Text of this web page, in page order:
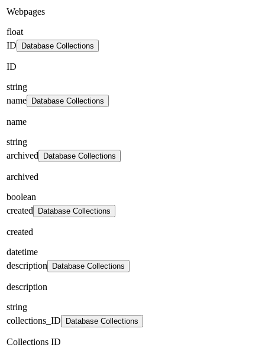
Webpages
float
ID
Database Collections
ID
string
name
Database Collections
name
string
archived
Database Collections
archived
boolean
created
Database Collections
created
datetime
description
Database Collections
description
string
collections_ID
Database Collections
Collections ID